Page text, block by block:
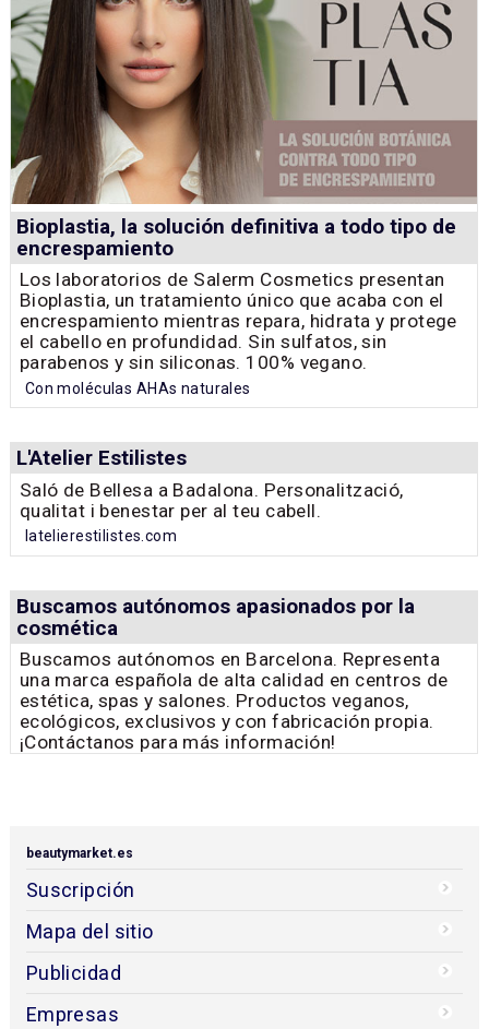
Bioplastia, la solución definitiva a todo tipo de
encrespamiento
Los laboratorios de Salerm Cosmetics presentan
Bioplastia, un tratamiento único que acaba con el
encrespamiento mientras repara, hidrata y protege
el cabello en profundidad. Sin sulfatos, sin
parabenos y sin siliconas. 100% vegano.
Con moléculas AHAs naturales
L'Atelier Estilistes
Saló de Bellesa a Badalona. Personalització,
qualitat i benestar per al teu cabell.
latelierestilistes.com
Buscamos autónomos apasionados por la
cosmética
Buscamos autónomos en Barcelona. Representa
una marca española de alta calidad en centros de
estética, spas y salones. Productos veganos,
ecológicos, exclusivos y con fabricación propia.
¡Contáctanos para más información!
beautymarket.es
Suscripción
Mapa del sitio
Publicidad
Empresas